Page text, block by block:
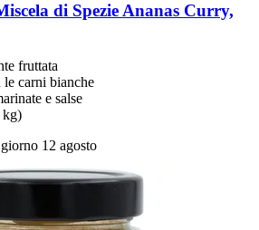
di Spezie Ananas Curry,
fruttata
le carni bianche
e salse
kg)
12 agosto